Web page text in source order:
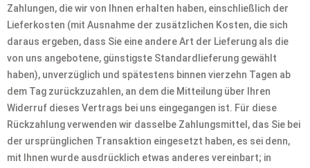
Zahlungen, die wir von Ihnen erhalten haben, einschließlich der
Lieferkosten (mit Ausnahme der zusätzlichen Kosten, die sich
daraus ergeben, dass Sie eine andere Art der Lieferung als die
von uns angebotene, günstigste Standardlieferung gewählt
haben), unverzüglich und spätestens binnen vierzehn Tagen ab
dem Tag zurückzuzahlen, an dem die Mitteilung über Ihren
Widerruf dieses Vertrags bei uns eingegangen ist. Für diese
Rückzahlung verwenden wir dasselbe Zahlungsmittel, das Sie bei
der ursprünglichen Transaktion eingesetzt haben, es sei denn,
mit Ihnen wurde ausdrücklich etwas anderes vereinbart; in